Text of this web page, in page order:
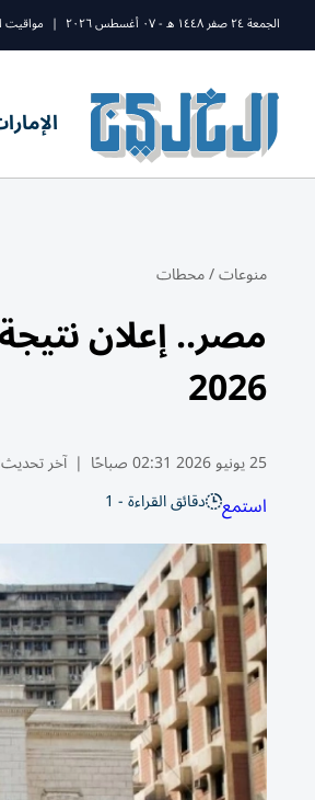
الجمعة ٢٤ صفر ١٤٤٨ ه - ٠٧ أغسطس ٢٠٢٦ | مواقيت
منوعات/محطات
2026
25 يونيو 2026 02:31 صباحًا | آخر
استمع دقائق القراءة - 1